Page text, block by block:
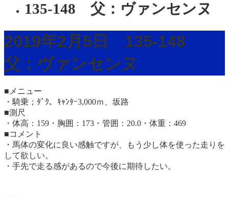
135-148 父：ヴァンセンヌ
2019年2月5日 135-148
父：ヴァンセンヌ
■メニュー
・騎乗；ﾀﾞｸ、ｷｬﾝﾀｰ3,000ｍ、坂路
■測尺
・体高：159・胸囲：173・管囲：20.0・体重：469
■コメント
・馬体の変化に良い感触ですが、もう少し体を使った走りを
して欲しい。
・手先で走る感があるので今後に期待したい。